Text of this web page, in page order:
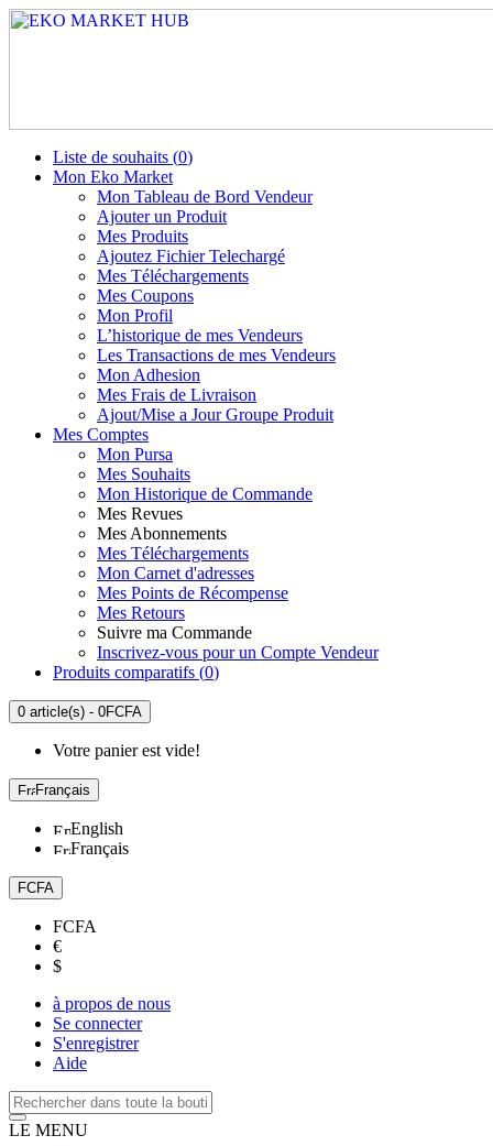
Liste de souhaits (0)
Mon Eko Market
Mon Tableau de Bord Vendeur
Ajouter un Produit
Mes Produits
Ajoutez Fichier Telechargé
Mes Téléchargements
Mes Coupons
Mon Profil
L’historique de mes Vendeurs
Les Transactions de mes Vendeurs
Mon Adhesion
Mes Frais de Livraison
Ajout/Mise a Jour Groupe Produit
Mes Comptes
Mon Pursa
Mes Souhaits
Mon Historique de Commande
Mes Revues
Mes Abonnements
Mes Téléchargements
Mon Carnet d'adresses
Mes Points de Récompense
Mes Retours
Suivre ma Commande
Inscrivez-vous pour un Compte Vendeur
Produits comparatifs (0)
0 article(s) - 0FCFA
Votre panier est vide!
Français
English
Français
FCFA
FCFA
€
$
à propos de nous
Se connecter
S'enregistrer
Aide
LE MENU